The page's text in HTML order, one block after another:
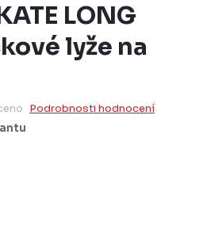
LONG
lyže na
Podrobnosti hodnocení